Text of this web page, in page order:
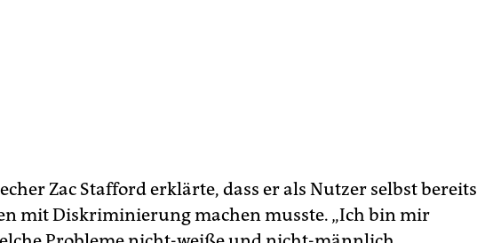
Zac Stafford erklärte, dass er als Nutzer selbst bereits
mit Diskriminierung machen musste. „Ich bin mir